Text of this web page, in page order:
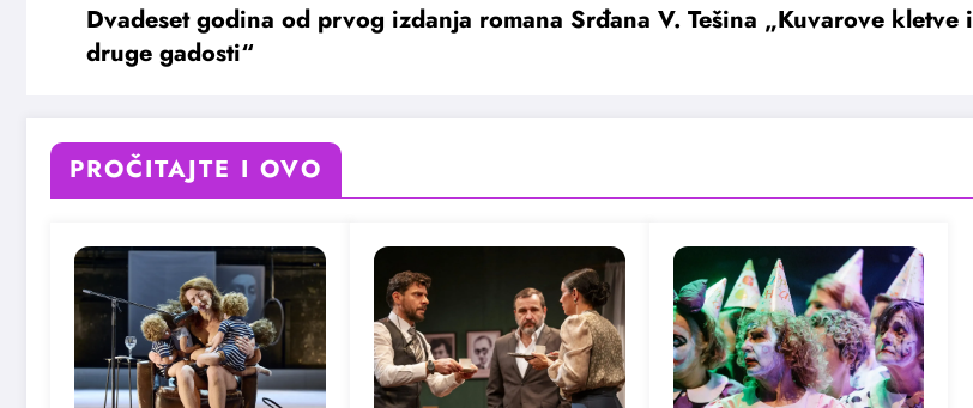
Dvadeset godina od prvog izdanja romana Srđana V. Tešina „Kuvarove kletve i
druge gadosti“
PROČITAJTE I OVO